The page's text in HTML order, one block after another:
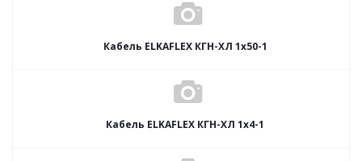
Кабель ELKAFLEX КГН-ХЛ 1x50-1
Кабель ELKAFLEX КГН-ХЛ 1x4-1